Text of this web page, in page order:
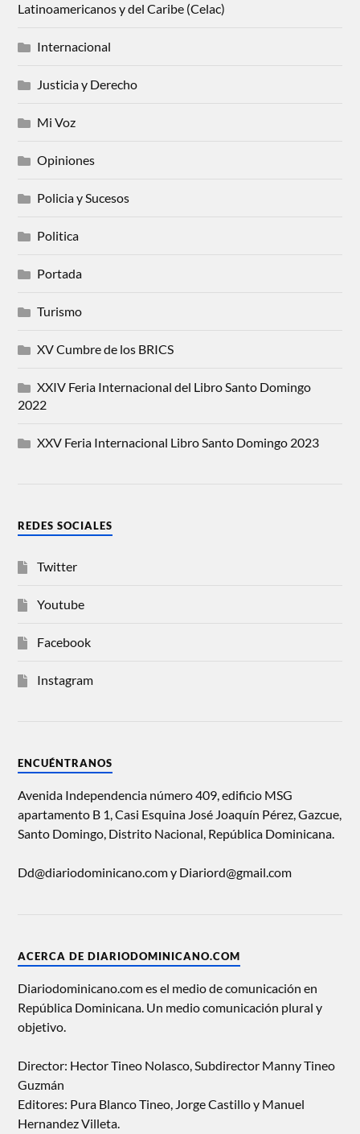
Latinoamericanos y del Caribe (Celac)
Internacional
Justicia y Derecho
Mi Voz
Opiniones
Policia y Sucesos
Politica
Portada
Turismo
XV Cumbre de los BRICS
XXIV Feria Internacional del Libro Santo Domingo
2022
XXV Feria Internacional Libro Santo Domingo 2023
REDES SOCIALES
Twitter
Youtube
Facebook
Instagram
ENCUÉNTRANOS
Avenida Independencia número 409, edificio MSG
apartamento B 1, Casi Esquina José Joaquín Pérez, Gazcue,
Santo Domingo, Distrito Nacional, República Dominicana.
Dd@diariodominicano.com y Diariord@gmail.com
ACERCA DE DIARIODOMINICANO.COM
Diariodominicano.com es el medio de comunicación en
República Dominicana. Un medio comunicación plural y
objetivo.
Director: Hector Tineo Nolasco, Subdirector Manny Tineo
Guzmán
Editores: Pura Blanco Tineo, Jorge Castillo y Manuel
Hernandez Villeta.